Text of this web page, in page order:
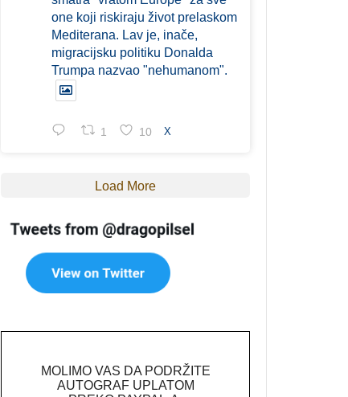
one koji riskiraju život prelaskom
Mediterana. Lav je, inače,
migracijsku politiku Donalda
Trumpa nazvao "nehumanom".
1 10 X
Load More
MOLIMO VAS DA PODRŽITE
AUTOGRAF UPLATOM